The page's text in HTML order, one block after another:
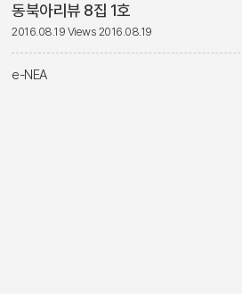
동북아리뷰 8집 1호
2016.08.19 Views 2016.08.19
e-NEA